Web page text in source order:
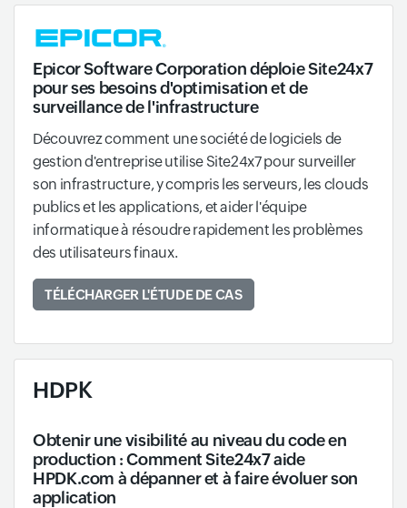
Epicor Software Corporation déploie Site24x7
pour ses besoins d'optimisation et de
surveillance de l'infrastructure
Découvrez comment une société de logiciels de
gestion d'entreprise utilise Site24x7 pour surveiller
son infrastructure, y compris les serveurs, les clouds
publics et les applications, et aider l'équipe
informatique à résoudre rapidement les problèmes
des utilisateurs finaux.
TÉLÉCHARGER L'ÉTUDE DE CAS
HDPK
Obtenir une visibilité au niveau du code en
production : Comment Site24x7 aide
HPDK.com à dépanner et à faire évoluer son
application